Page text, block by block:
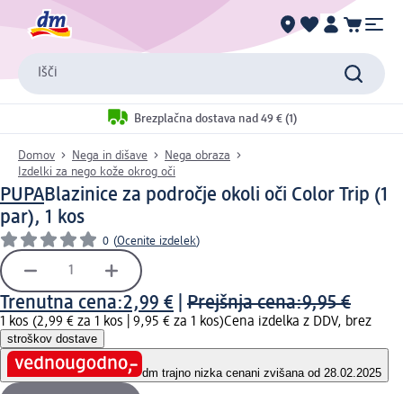
Išči
Brezplačna dostava nad 49 € (1)
Domov Nega in dišave
Nega obraza
Izdelki za nego kože okrog oči
PUPABlazinice za področje okoli oči Color Trip (1
par), 1 kos
0 (Ocenite izdelek)
Trenutna cena:2,99 € Prejšnja cena:9,95 €
1 kos (2,99 € za 1 kos | 9,95 € za 1 kos)Cena izdelka z DDV, brez
stroškov dostave
dm trajno nizka cenani zvišana od 28.02.2025